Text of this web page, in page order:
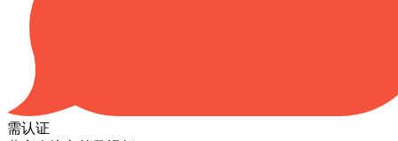
需认证